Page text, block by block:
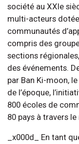
société au XXIe
multi-acteurs
communautés
compris des
sections
des événements.
par Ban Ki-moon,
de l’époque,
800 écoles de
80 pays à travers
_x000d_ En tant